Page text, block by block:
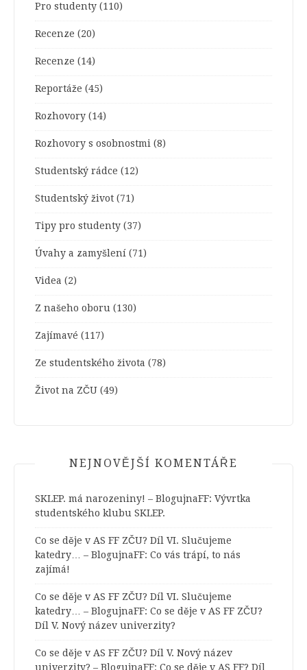
Pro studenty (110)
Recenze (20)
Recenze (14)
Reportáže (45)
Rozhovory (14)
Rozhovory s osobnostmi (8)
Studentský rádce (12)
Studentský život (71)
Tipy pro studenty (37)
Úvahy a zamyšlení (71)
Videa (2)
Z našeho oboru (130)
Zajímavé (117)
Ze studentského života (78)
Život na ZČU (49)
NEJNOVĚJŠÍ KOMENTÁŘE
SKLEP. má narozeniny! – BlogujnaFF: Vývrtka
studentského klubu SKLEP.
Co se děje v AS FF ZČU? Díl VI. Slučujeme
katedry… – BlogujnaFF: Co vás trápí, to nás
zajímá!
Co se děje v AS FF ZČU? Díl VI. Slučujeme
katedry… – BlogujnaFF: Co se děje v AS FF ZČU?
Díl V. Nový název univerzity?
Co se děje v AS FF ZČU? Díl V. Nový název
univerzity? – BlogujnaFF: Co se děje v AS FF? Díl